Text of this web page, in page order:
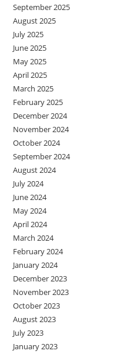
September 2025
August 2025
July 2025
June 2025
May 2025
April 2025
March 2025
February 2025
December 2024
November 2024
October 2024
September 2024
August 2024
July 2024
June 2024
May 2024
April 2024
March 2024
February 2024
January 2024
December 2023
November 2023
October 2023
August 2023
July 2023
January 2023